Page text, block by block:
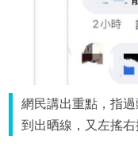
網民講出重點，指
到出晒線，又左搖